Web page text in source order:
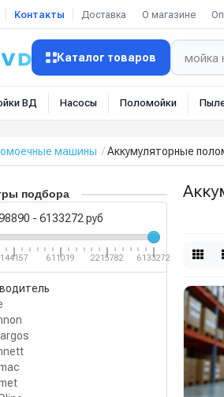
Контакты Доставка О магазине
Каталог товаров
ВД Насосы Поломойки
машины Аккумуляторные
подбора
- 6133272 руб
144157 611019 2215782 6133272